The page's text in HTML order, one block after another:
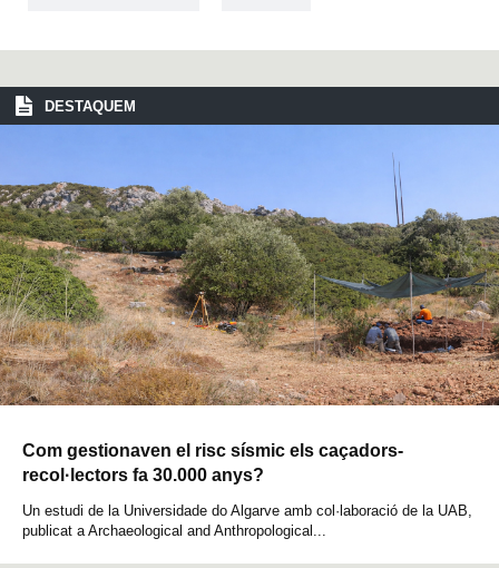
DESTAQUEM
Com gestionaven el risc sísmic els caçadors-
recol·lectors fa 30.000 anys?
Un estudi de la Universidade do Algarve amb col·laboració de la UAB,
publicat a Archaeological and Anthropological...